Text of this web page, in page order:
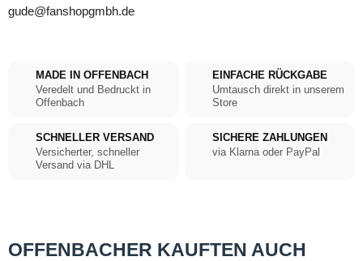
gude@fanshopgmbh.de
MADE IN OFFENBACH
Veredelt und Bedruckt in
Offenbach
EINFACHE RÜCKGABE
Umtausch direkt in unserem
Store
SCHNELLER VERSAND
Versicherter, schneller
Versand via DHL
SICHERE ZAHLUNGEN
via Klarna oder PayPal
OFFENBACHER KAUFTEN AUCH